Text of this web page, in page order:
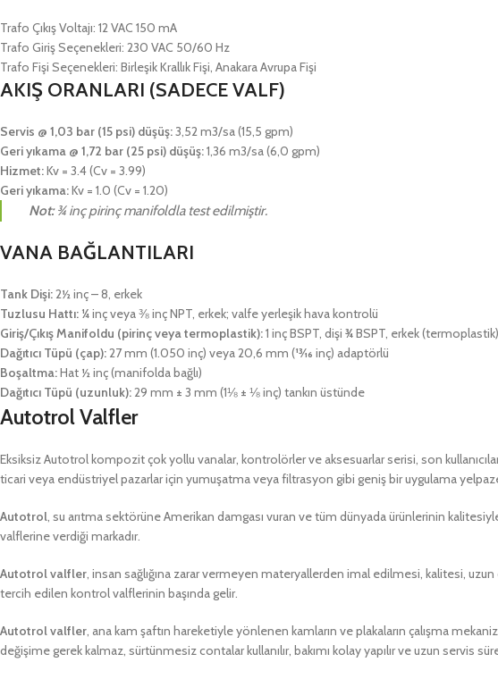
Trafo Çıkış Voltajı: 12 VAC 150 mA
Trafo Giriş Seçenekleri: 230 VAC 50/60 Hz
Trafo Fişi Seçenekleri: Birleşik Krallık Fişi, Anakara Avrupa Fişi
AKIŞ ORANLARI (SADECE VALF)
Servis @ 1,03 bar (15 psi) düşüş:3,52 m3/sa (15,5 gpm)
Geri yıkama @ 1,72 bar (25 psi) düşüş:1,36 m3/sa (6,0 gpm)
Hizmet:Kv = 3.4 (Cv = 3.99)
Geri yıkama:Kv = 1.0 (Cv = 1.20)
Not:¾ inç pirinç manifoldla test edilmiştir.
VANA BAĞLANTILARI
Tank Dişi:2½ inç – 8, erkek
Tuzlusu Hattı: ¼ inç veya ⅜ inç NPT, erkek; valfe yerleşik hava kontrolü
Giriş/Çıkış Manifoldu (pirinç veya termoplastik):1 inç BSPT, dişi ¾ BSPT, erkek
Dağıtıcı Tüpü (çap):27 mm (1.050 inç) veya 20,6 mm (13⁄16 inç) adaptörlü
Boşaltma:Hat ½ inç (manifolda bağlı)
Dağıtıcı Tüpü (uzunluk):29 mm ± 3 mm (1⅛ ± ⅛ inç) tankın üstünde
Autotrol Valfler
Eksiksiz Autotrol kompozit çok yollu vanalar, kontrolörler ve aksesuarlar serisi, son
ticari veya endüstriyel pazarlar için yumuşatma veya filtrasyon gibi geniş bir uygulama
Autotrol, su arıtma sektörüne Amerikan damgası vuran ve tüm dünyada ürünlerinin
valflerine verdiği markadır.
Autotrol valfler, insan sağlığına zarar vermeyen materyallerden imal edilmesi, kalitesi,
tercih edilen kontrol valflerinin başında gelir.
Autotrol valfler, ana kam şaftın hareketiyle yönlenen kamların ve plakaların çalışma
değişime gerek kalmaz, sürtünmesiz contalar kullanılır, bakımı kolay yapılır ve uzun servis